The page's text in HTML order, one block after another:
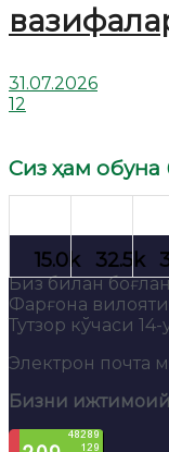
31.07.2026
12
Сиз ҳам обуна
Биз билан
Фарғона
Тутзор кўчаси 14-
Электрон почта
Бизни ижтимоий